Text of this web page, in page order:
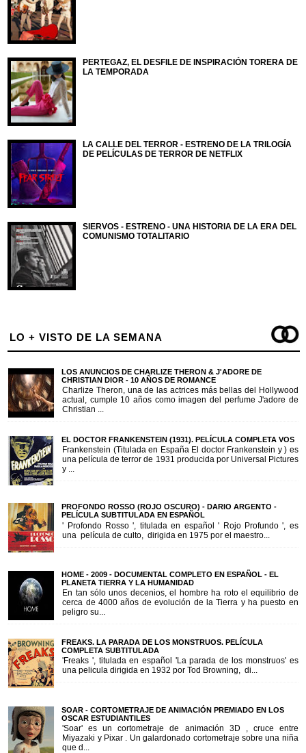
PERTEGAZ, EL DESFILE DE INSPIRACIÓN TORERA DE
LA TEMPORADA
LA CALLE DEL TERROR - ESTRENO DE LA TRILOGÍA
DE PELÍCULAS DE TERROR DE NETFLIX
SIERVOS - ESTRENO - UNA HISTORIA DE LA ERA DEL
COMUNISMO TOTALITARIO
LO + VISTO DE LA SEMANA
LOS ANUNCIOS DE CHARLIZE THERON & J'ADORE DE
CHRISTIAN DIOR - 10 AÑOS DE ROMANCE
Charlize Theron, una de las actrices más bellas del Hollywood
actual, cumple 10 años como imagen del perfume J'adore de
Christian ...
EL DOCTOR FRANKENSTEIN (1931). PELÍCULA COMPLETA VOS
Frankenstein (Titulada en España El doctor Frankenstein y ) es
una película de terror de 1931 producida por Universal Pictures
y ...
PROFONDO ROSSO (ROJO OSCURO) - DARIO ARGENTO -
PELÍCULA SUBTITULADA EN ESPAÑOL
' Profondo Rosso ', titulada en español ' Rojo Profundo ', es
una película de culto, dirigida en 1975 por el maestro...
HOME - 2009 - DOCUMENTAL COMPLETO EN ESPAÑOL - EL
PLANETA TIERRA Y LA HUMANIDAD
En tan sólo unos decenios, el hombre ha roto el equilibrio de
cerca de 4000 años de evolución de la Tierra y ha puesto en
peligro su...
FREAKS. LA PARADA DE LOS MONSTRUOS. PELÍCULA
COMPLETA SUBTITULADA
'Freaks ', titulada en español 'La parada de los monstruos' es
una pelicula dirigida en 1932 por Tod Browning, di...
SOAR - CORTOMETRAJE DE ANIMACIÓN PREMIADO EN LOS
OSCAR ESTUDIANTILES
'Soar' es un cortometraje de animación 3D , cruce entre
Miyazaki y Pixar . Un galardonado cortometraje sobre una niña
que d...